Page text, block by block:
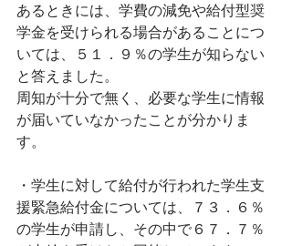
あるときには、学費の減免や給付型奨
学金を受けられる場合があることにつ
いては、５１．９％の学生が知らない
と答えました。
周知が十分で無く、必要な学生に情報
が届いていなかったことが分かりま
す。
・学生に対して給付が行われた学生支
援緊急給付金については、７３．６％
の学生が申請し、その中で６７．７％